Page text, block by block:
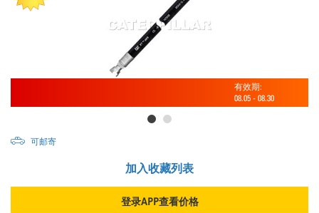
有效期:
08.05 - 08.30
可邮寄
加入收藏列表
登录APP查看价格